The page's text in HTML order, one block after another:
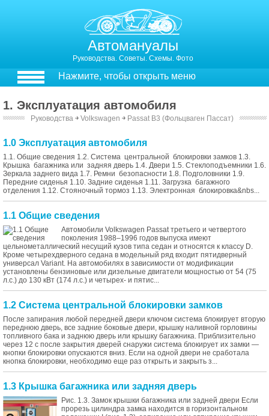
Автомануалы
Руководства. Советы. Схемы. Фото
Нажмите, чтобы открыть меню
1. Эксплуатация автомобиля
Руководства ￫ Volkswagen ￫ Passat B3 (Фольцваген Пассат)
1.0 Эксплуатация автомобиля
1.1. Общие сведения 1.2. Система центральной блокировки замков 1.3.
Крышка багажника или задняя дверь 1.4. Двери 1.5. Стеклоподъемники 1.6.
Зеркала заднего вида 1.7. Ремни безопасности 1.8. Подголовники 1.9.
Передние сиденья 1.10. Задние сиденья 1.11. Загрузка багажного
отделения 1.12. Стояночный тормоз 1.13. Электронная блокировка&nbs...
1.1 Общие сведения
Автомобили Volkswagen Passat третьего и четвертого
поколения 1988–1996 годов выпуска имеют
цельнометаллический несущий кузов типа седан и относятся к классу D.
Кроме четырехдверного седана в модельный ряд входит пятидверный
универсал Variant. На автомобилях в зависимости от модификации
установлены бензиновые или дизельные двигатели мощностью от 54 (75
л.с.) до 130 кВт (174 л.с.) и четырех- и пятис...
1.2 Система центральной блокировки замков
После запирания любой передней двери ключом система блокирует вторую
переднюю дверь, все задние боковые двери, крышку наливной горловины
топливного бака и заднюю дверь или крышку багажника. Приблизительно
через 12 с после закрытия дверей снаружи система блокирует их замки —
кнопки блокировки опускаются вниз. Если на одной двери не сработала
кнопка блокировки, необходимо еще раз открыть и закрыть з...
1.3 Крышка багажника или задняя дверь
Рис. 1.3. Замок крышки багажника или задней двери Если
прорезь цилиндра замка находится в горизонтальном